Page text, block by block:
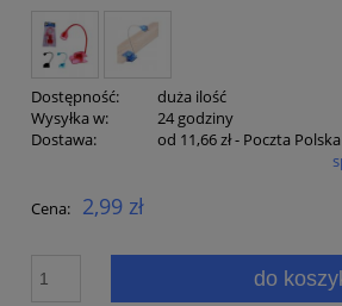
Dostępność:
duża ilość
Wysyłka w:
24 godziny
Dostawa:
od 11,66 zł- Poczta Polska
Cena nie zawiera ewentualnych
Cena: 2,99 zł
do